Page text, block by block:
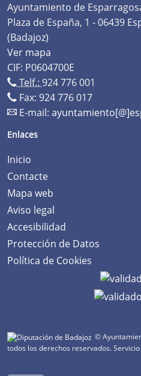
Ayuntamiento de
Plaza de España, 1 - 06439
(Badajoz)
Ver mapa
CIF: P0604700E
Telf.: 924 776 001
Fax: 924 776 017
E-mail:
Enlaces
Inicio
Contacte
Mapa web
Aviso legal
Accesibilidad
Protección de Datos
Política de Cookies
©
todos los derechos reservados.